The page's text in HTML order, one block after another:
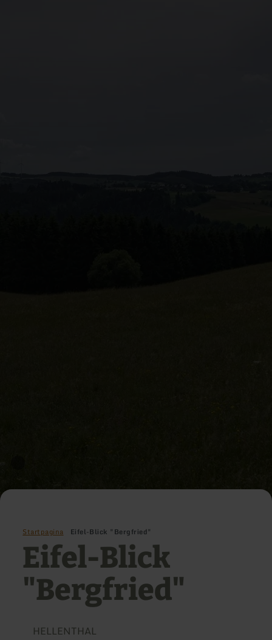
Startpagina Eifel-Blick "Bergfried"
Eifel-Blick
"Bergfried"
HELLENTHAL